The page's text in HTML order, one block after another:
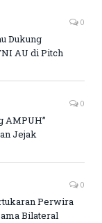
0
Dukung
AU di Pitch
0
AMPUH”
Jejak
0
Perwira
Bilateral